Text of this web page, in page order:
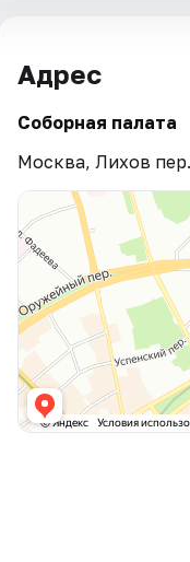
Адрес
Соборная палата
Москва, Лихов